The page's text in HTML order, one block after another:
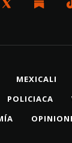
MEXICALI
POLICIACA